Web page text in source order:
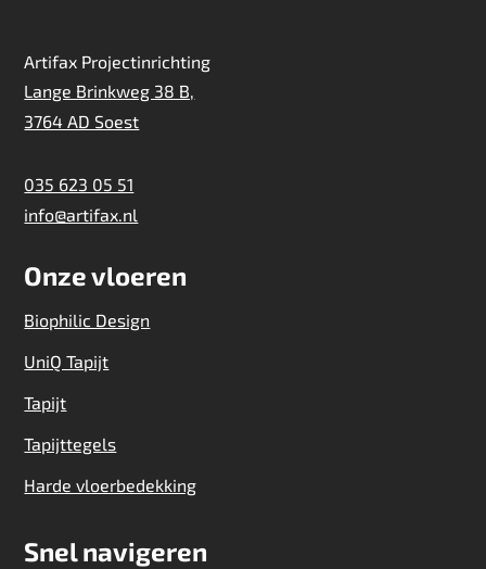
Artifax Projectinrichting
Lange Brinkweg 38 B,
3764 AD Soest
035 623 05 51
info@artifax.nl
Onze vloeren
Biophilic Design
UniQ Tapijt
Tapijt
Tapijttegels
Harde vloerbedekking
Snel navigeren